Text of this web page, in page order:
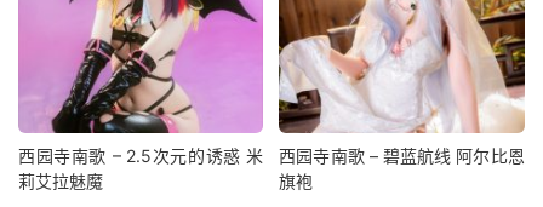
西园寺南歌 – 2.5次元的诱惑 米
莉艾拉魅魔
西园寺南歌 – 碧蓝航线 阿尔比恩
旗袍